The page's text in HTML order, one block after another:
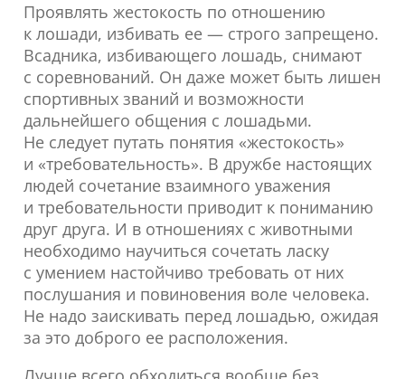
Проявлять жестокость по отношению
к лошади, избивать ее — строго запрещено.
Всадника, избивающего лошадь, снимают
с соревнований. Он даже может быть лишен
спортивных званий и возможности
дальнейшего общения с лошадьми.
Не следует путать понятия «жестокость»
и «требовательность». В дружбе настоящих
людей сочетание взаимного уважения
и требовательности приводит к пониманию
друг друга. И в отношениях с животными
необходимо научиться сочетать ласку
с умением настойчиво требовать от них
послушания и повиновения воле человека.
Не надо заискивать перед лошадью, ожидая
за это доброго ее расположения.